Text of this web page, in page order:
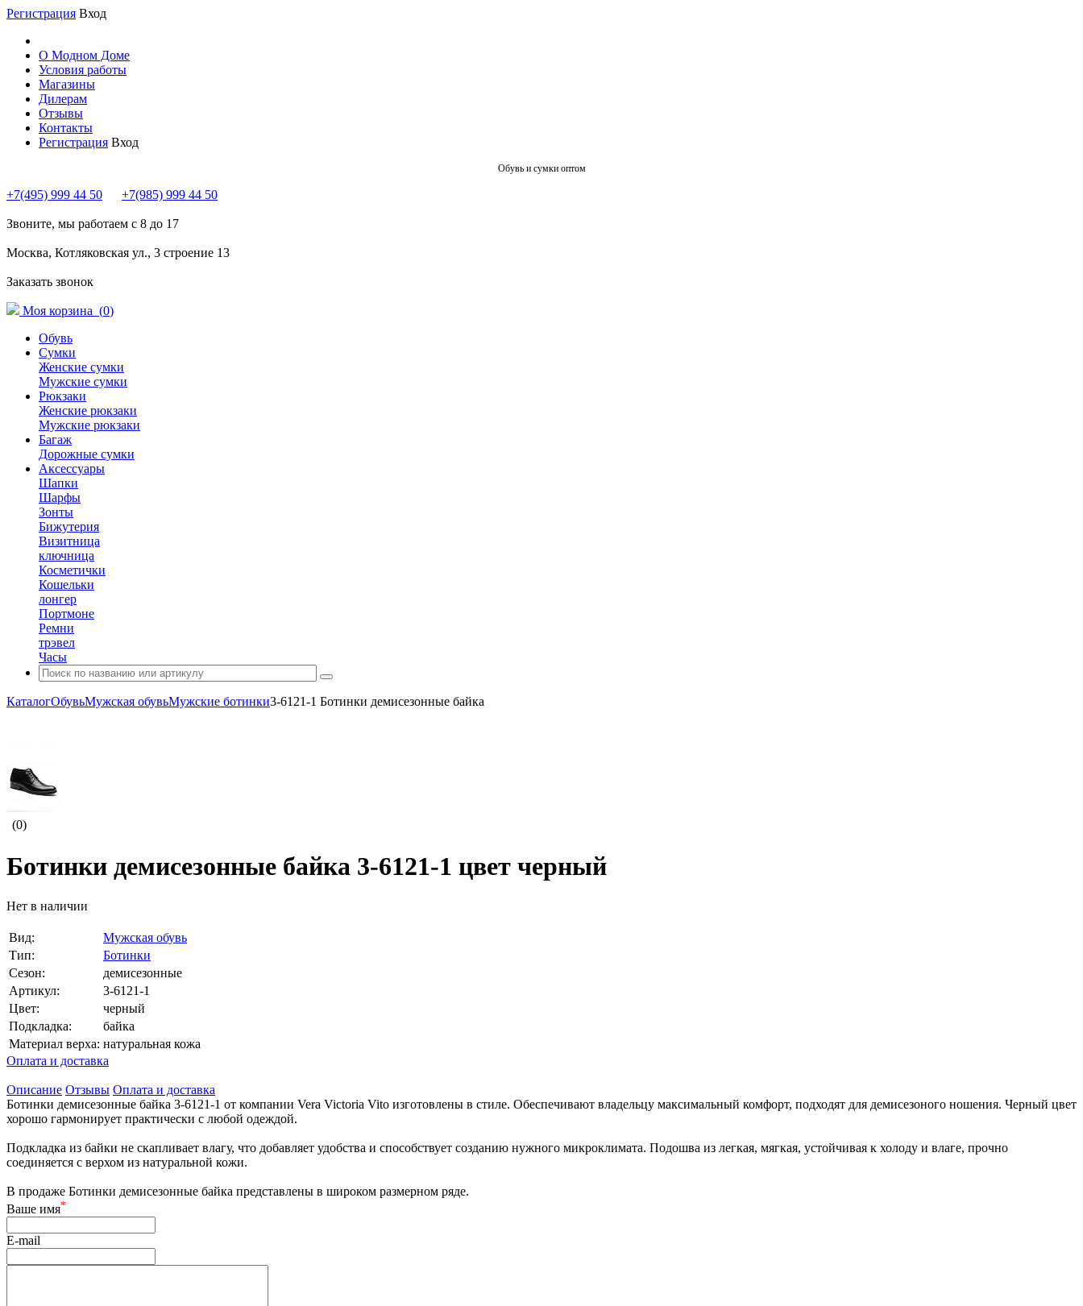
Регистрация Вход
О Модном Доме
Условия работы
Магазины
Дилерам
Отзывы
Контакты
Регистрация Вход
Обувь и сумки оптом
+7(495) 999 44 50 +7(985) 999 44 50
Звоните, мы работаем с 8 до 17
Москва, Котляковская ул., 3 строение 13
Заказать звонок
Моя корзина (0)
Обувь
Сумки
Женские сумки
Мужские сумки
Рюкзаки
Женские рюкзаки
Мужские рюкзаки
Багаж
Дорожные сумки
Аксессуары
Шапки
Шарфы
Зонты
Бижутерия
Визитница
ключница
Косметички
Кошельки
лонгер
Портмоне
Ремни
трэвел
Часы
КаталогОбувьМужская обувьМужские ботинки3-6121-1 Ботинки демисезонные байка
(0)
Ботинки демисезонные байка 3-6121-1 цвет черный
Нет в наличии
Вид:
Мужская обувь
Тип:
Ботинки
Сезон:
демисезонные
Артикул:
3-6121-1
Цвет:
черный
Подкладка:
байка
Материал верха: натуральная кожа
Оплата и доставка
Описание Отзывы Оплата и доставка
Ботинки демисезонные байка 3-6121-1 от компании Vera Victoria Vito изготовлены в стиле. Обеспечивают владельцу максимальный комфорт, подходят для демисезоного ношения. Черный цвет
хорошо гармонирует практически с любой одеждой.
Подкладка из байки не скапливает влагу, что добавляет удобства и способствует созданию нужного микроклимата. Подошва из легкая, мягкая, устойчивая к холоду и влаге, прочно
соединяется с верхом из натуральной кожи.
В продаже Ботинки демисезонные байка представлены в широком размерном ряде.
Ваше имя*
E-mail